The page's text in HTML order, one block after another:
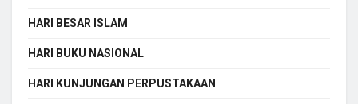
HARI BESAR ISLAM
HARI BUKU NASIONAL
HARI KUNJUNGAN PERPUSTAKAAN